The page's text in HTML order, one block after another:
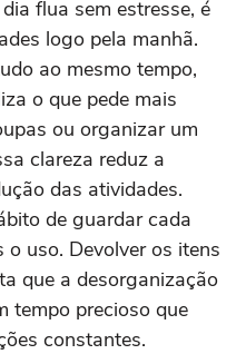
flua sem estresse, é
logo pela manhã.
ao mesmo tempo,
o que pede mais
ou organizar um
clareza reduz a
das atividades.
de guardar cada
uso. Devolver os itens
que a desorganização
tempo precioso que
constantes.